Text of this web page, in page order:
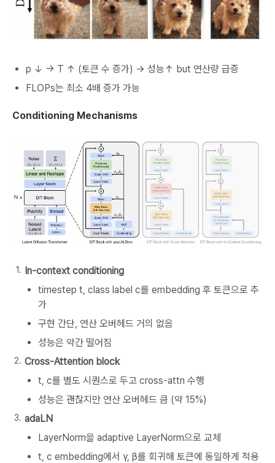
p ↓ → T ↑ (토큰 수 증가) → 성능↑ but 연산량 급증
FLOPs는 최소 4배 증가 가능
Conditioning Mechanisms
In-context conditioning
timestep t, class label c를 embedding 후 토큰으로 추
가
구현 간단, 연산 오버헤드 거의 없음
성능은 약간 떨어짐
Cross-Attention block
t, c를 별도 시퀀스로 두고 cross-attn 수행
성능은 괜찮지만 연산 오버헤드 큼 (약 15%)
adaLN
LayerNorm을 adaptive LayerNorm으로 교체
t, c embedding에서 γ, β를 회귀해 토큰에 동일하게 적용